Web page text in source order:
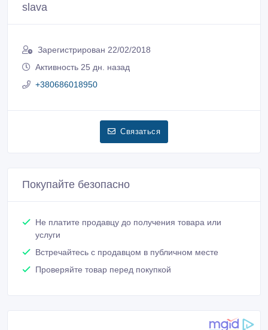
slava
Зарегистрирован 22/02/2018
Активность 25 дн. назад
+380686018950
Связаться
Покупайте безопасно
Не платите продавцу до получения товара или
услуги
Встречайтесь с продавцом в публичном месте
Проверяйте товар перед покупкой